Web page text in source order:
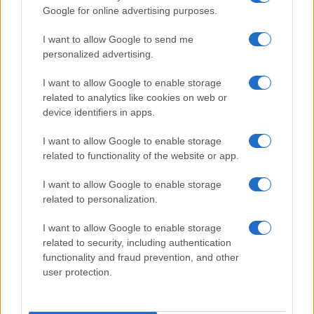
Google for online advertising purposes.
I want to allow Google to send me
personalized advertising.
I want to allow Google to enable storage
related to analytics like cookies on web or
device identifiers in apps.
I want to allow Google to enable storage
related to functionality of the website or app.
I want to allow Google to enable storage
related to personalization.
I want to allow Google to enable storage
related to security, including authentication
functionality and fraud prevention, and other
user protection.
Fontana, vergognoso post di
Calenda: “Deve subire una
penalizzazione”
15 Ottobre 2022, 14:00